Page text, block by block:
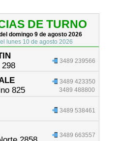
DE TURNO
domingo 9 de agosto 2026
lunes 10 de agosto 2026
3489 239566
825
3489 423350
3489 488800
3489 538461
3489 663557